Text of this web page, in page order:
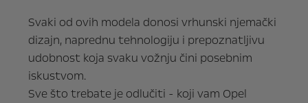
Svaki od ovih modela donosi vrhunski njemački
dizajn, naprednu tehnologiju i prepoznatljivu
udobnost koja svaku vožnju čini posebnim
iskustvom.
Sve što trebate je odlučiti - koji vam Opel